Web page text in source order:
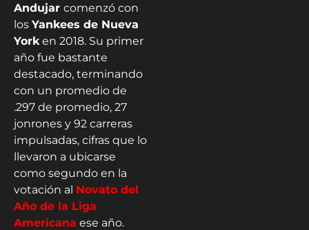
Andujar comenzó con
los Yankees de Nueva
York en 2018. Su primer
año fue bastante
destacado, terminando
con un promedio de
.297 de promedio, 27
jonrones y 92 carreras
impulsadas, cifras que lo
llevaron a ubicarse
como segundo en la
votación al Novato del
Año de la Liga
Americana ese año.